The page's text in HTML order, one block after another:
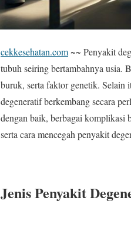
cekkesehatan.com ~~ Penyakit
tubuh seiring bertambahnya usia.
buruk, serta faktor genetik.
degeneratif berkembang secara
dengan baik, berbagai komplikasi
serta cara mencegah penyakit
Jenis Penyakit